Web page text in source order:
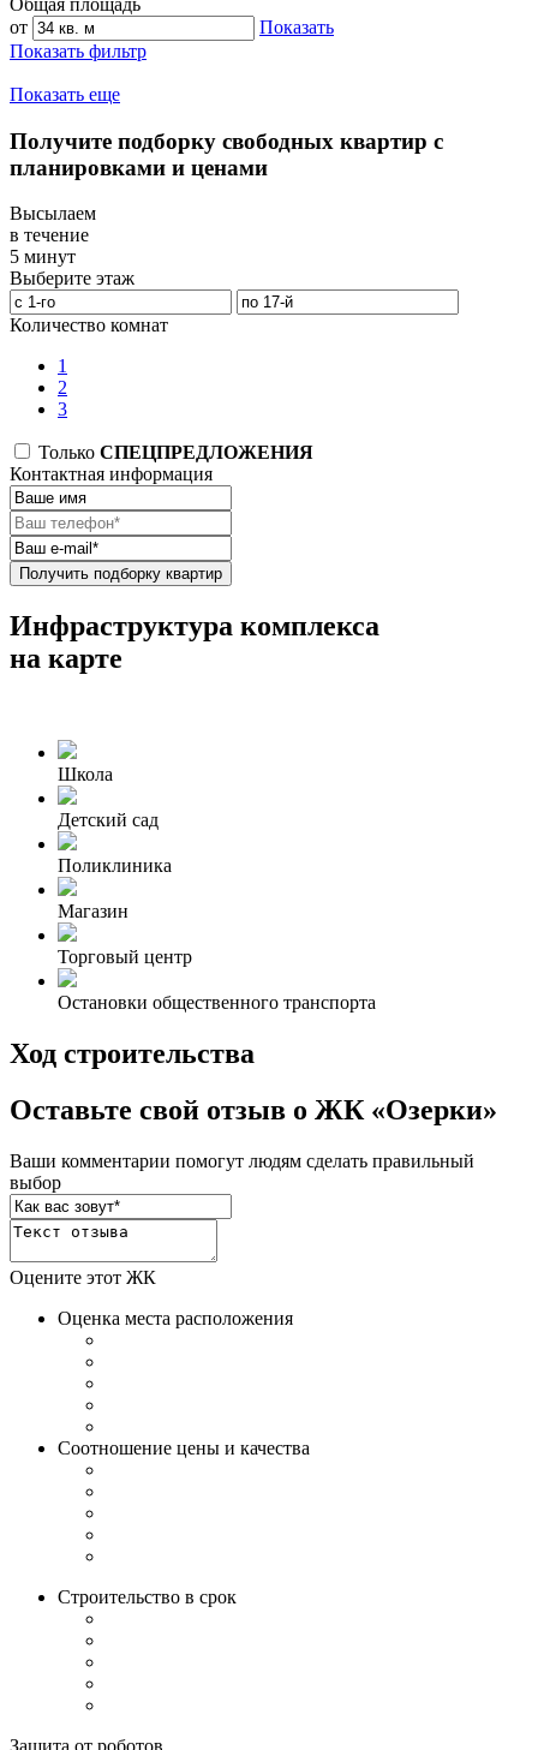
от
Показать
Показать фильтр
Показать еще
Получите подборку свободных квартир с
планировками и ценами
Высылаем
в течение
5 минут
Выберите этаж
Количество комнат
1
2
3
Только СПЕЦПРЕДЛОЖЕНИЯ
Контактная информация
Получить подборку квартир
Инфраструктура комплекса
на карте
Школа
Детский сад
Поликлиника
Магазин
Торговый центр
Остановки общественного транспорта
Ход строительства
Оставьте свой отзыв о ЖК «Озерки»
Ваши комментарии помогут людям сделать правильный
выбор
Оцените этот ЖК
Оценка места расположения
Соотношение цены и качества
Строительство в срок
Защита от роботов